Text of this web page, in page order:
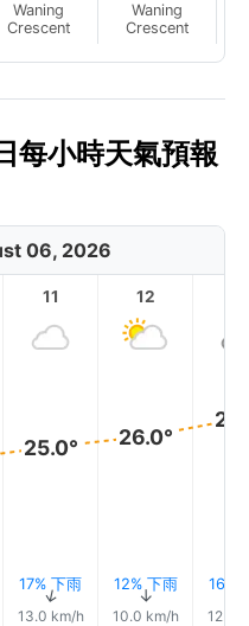
Waning
Crescent
Waning
Crescent
每小時天氣預報
06, 2026
11
25.0°
17% 下雨
↑
13.0 km/h
12
26.0°
12% 下雨
↑
10.0 km/h
16%
12.0